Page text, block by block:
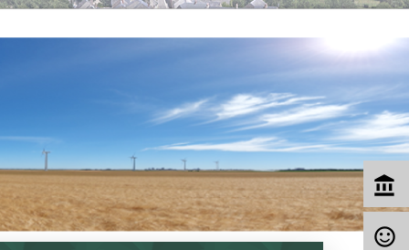
account_balance
sentiment_satisfied_alt